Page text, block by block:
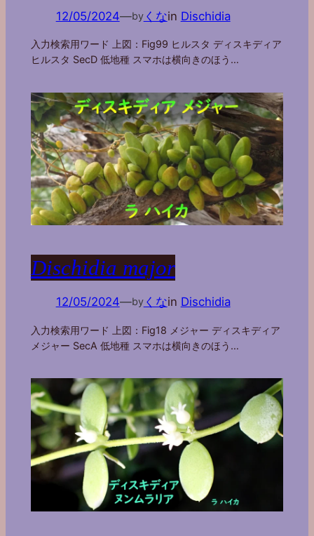
12/05/2024—byくなin Dischidia
入力検索用ワード 上図：Fig99 ヒルスタ ディスキディア
ヒルスタ SecD 低地種 スマホは横向きのほう…
Dischidia major
12/05/2024—byくなin Dischidia
入力検索用ワード 上図：Fig18 メジャー ディスキディア
メジャー SecA 低地種 スマホは横向きのほう…